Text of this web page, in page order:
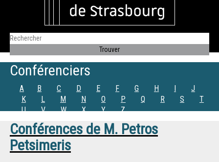
Conférenciers
A B C D E F G H I
J
K
L M N O P Q R S
T
U
V W X Y Z
Conférences de M. Petros
Petsimeris